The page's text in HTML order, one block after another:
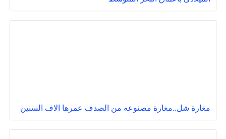
مغارة شل..مغارة مصنوعه من الصدف عمرها الاف السنين